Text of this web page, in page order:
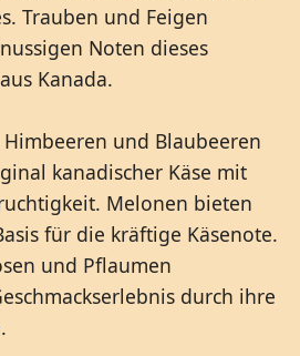
Trauben und Feigen
Noten dieses
Kanada.
Himbeeren und Blaubeeren
kanadischer Käse mit
Melonen bieten
für die kräftige Käsenote.
und Pflaumen
durch ihre